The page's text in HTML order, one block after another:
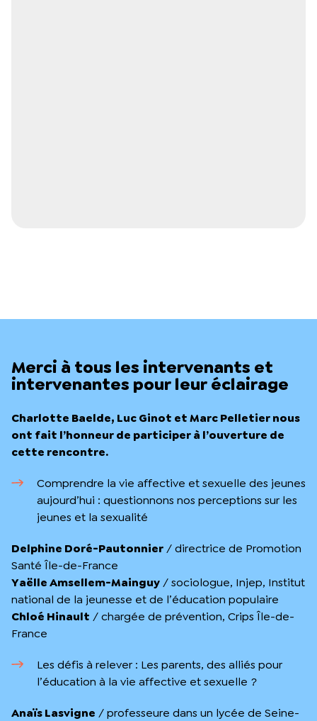
Merci à tous les intervenants et
intervenantes pour leur éclairage
Charlotte Baelde, Luc Ginot et Marc Pelletier nous
ont fait l’honneur de participer à l’ouverture de
cette rencontre.
Comprendre la vie affective et sexuelle des jeunes
aujourd’hui : questionnons nos perceptions sur les
jeunes et la sexualité
Delphine Doré-Pautonnier / directrice de Promotion
Santé Île-de-France
Yaëlle Amsellem-Mainguy / sociologue, Injep, Institut
national de la jeunesse et de l’éducation populaire
Chloé Hinault / chargée de prévention, Crips Île-de-
France
Les défis à relever : Les parents, des alliés pour
l’éducation à la vie affective et sexuelle ?
Anaïs Lasvigne / professeure dans un lycée de Seine-